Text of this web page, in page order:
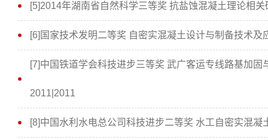
[5]2014年湖南省自然科学三等奖 抗盐蚀混凝土理论相关
[6]国家技术发明二等奖 自密实混凝土设计与制备技术及
[7]中国铁道学会科技进步三等奖 武广客运专线路基加
2011|2011
[8]中国水利水电总公司科技进步二等奖 水工自密实混凝